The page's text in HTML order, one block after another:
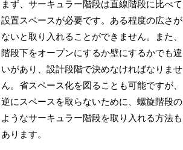
まず、サーキュラー階段は直線階段に比べて
設置スペースが必要です。ある程度の広さが
ないと取り入れることができません。また、
階段下をオープンにするか壁にするかでも違
いがあり、設計段階で決めなければなりませ
ん。省スペース化を図ることも可能ですが、
逆にスペースを取らないために、螺旋階段の
ようなサーキュラー階段を取り入れる方法も
あります。